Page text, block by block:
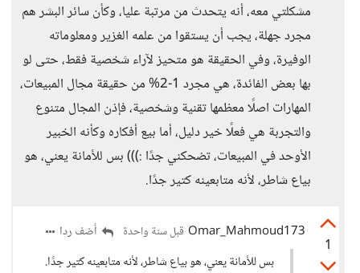
مشكلتي معه، أنه يتحدث من مرتبة عليا، وكأن سائر البشر هم
مجرد جهلة، يجب أن يستقوا من علمه الغزير ومعلوماته
الوفيرة، وفي الحقيقة هو متحيز لآراء شخصية فقط، حتى لو
بها بعض الفائدة، هي مجرد 1-2% من حقيقة مجال المبيعات،
المهارات اصلًا معظمها تقنية وشخصية، فإذن المجال متنوع
والتجربة هي فعلًا خير دليل، أما بيع أفكاره وكأنه الخبير
الأوحد في المبيعات، تضحكني جدًا :))) بس للأمانة يعني، هو
بياع شاطر، لأنه متابعينه كتير جدًا.
1
Omar_Mahmoud173 قبل سنة واحدة
أضف ردا
بس للأمانة يعني، هو بياع شاطر، لأنه متابعينه كتير جدًا.